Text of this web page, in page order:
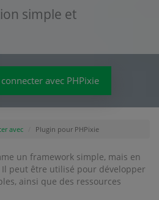
simple et
avec PHPixie
avec Plugin pour PHPixie
un framework simple, mais en
peut être utilisé pour développer
ainsi que des ressources